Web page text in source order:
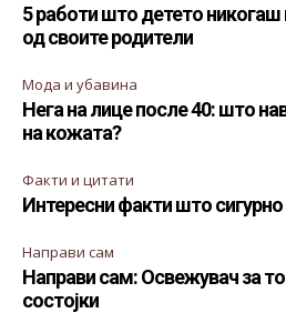
5 работи што детето никогаш
од своите родители
Мода и убавина
Нега на лице после 40: што
на кожата?
Факти и цитати
Интересни факти што сигурно
Направи сам
Направи сам: Освежувач за
состојки